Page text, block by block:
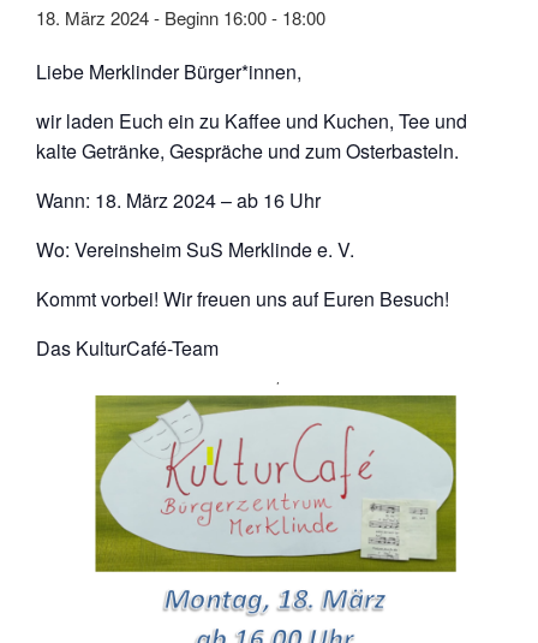
18. März 2024 - Beginn 16:00- 18:00
Liebe Merklinder Bürger*innen,
wir laden Euch ein zu Kaffee und Kuchen, Tee und
kalte Getränke, Gespräche und zum Osterbasteln.
Wann: 18. März 2024 – ab 16 Uhr
Wo: Vereinsheim SuS Merklinde e. V.
Kommt vorbei! Wir freuen uns auf Euren Besuch!
Das KulturCafé-Team